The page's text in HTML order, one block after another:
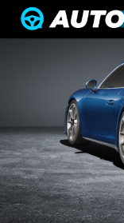
Autotests
Automerken
Adverteren
Contact